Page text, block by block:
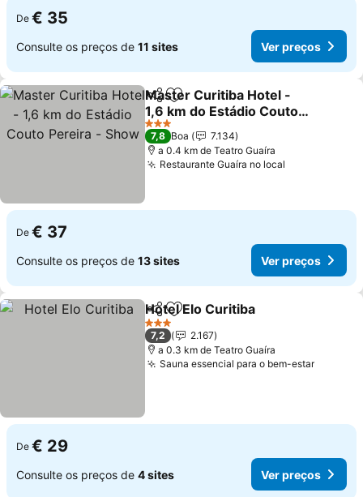
De € 35
Consulte os preços de 11 sites Ver preços
PartilharAdicionar aos favoritos
Master Curitiba Hotel -
1,6 km do Estádio Couto
Pereira - Show
Ver preços
3 Estrelas
7,8 Boa
7.134
a 0.4 km de Teatro Guaíra
Restaurante Guaíra no local
De € 37
Consulte os preços de 13 sites Ver preços
PartilharAdicionar aos favoritos
Hotel Elo Curitiba
3 Estrelas
7,2
2.167
a 0.3 km de Teatro Guaíra
Sauna essencial para o bem-estarVer
De € 29
Consulte os preços de 4 sites Ver preços